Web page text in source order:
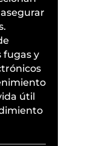
fugas y
útil